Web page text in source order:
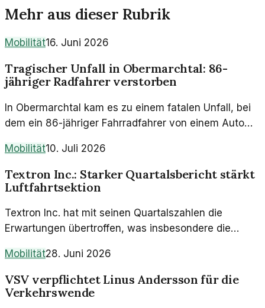
Mehr aus dieser Rubrik
Mobilität16. Juni 2026
Tragischer Unfall in Obermarchtal: 86-
jähriger Radfahrer verstorben
In Obermarchtal kam es zu einem fatalen Unfall, bei
dem ein 86-jähriger Fahrradfahrer von einem Auto
im Krankenhaus.
Mobilität10. Juli 2026
Textron Inc.: Starker Quartalsbericht stärkt
Luftfahrtsektion
Textron Inc. hat mit seinen Quartalszahlen die
Erwartungen übertroffen, was insbesondere die
weitreichende Folgen für die Mobilität haben.
Mobilität28. Juni 2026
VSV verpflichtet Linus Andersson für die
Verkehrswende